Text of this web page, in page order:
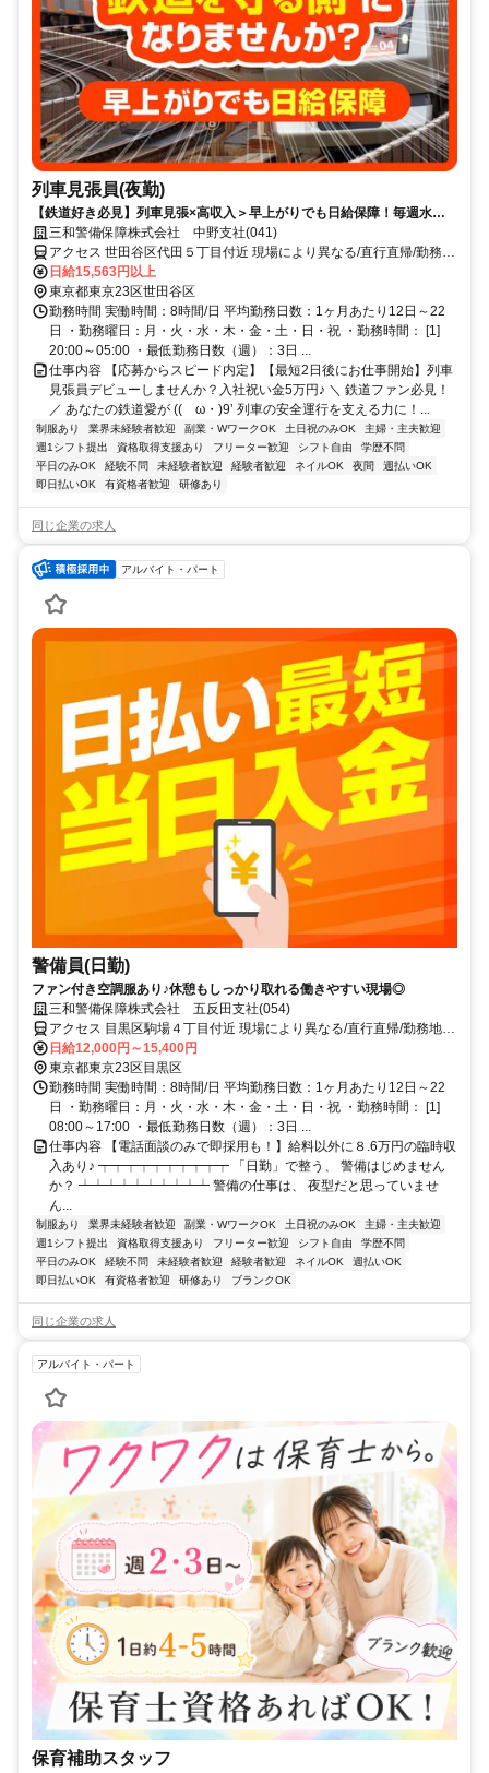
列車見張員(夜勤)
【鉄道好き必見】列車見張×高収入＞早上がりでも日給保障！毎週水曜
が給料日！日払いもOK！
三和警備保障株式会社 中野支社(041)
アクセス 世田谷区代田５丁目付近 現場により異なる/直行直帰/勤務地
相談可 ■電話面接■来社不要■即日勤務
日給15,563円以上
東京都東京23区世田谷区
勤務時間 実働時間：8時間/日 平均勤務日数：1ヶ月あたり12日～22
日 ・勤務曜日：月・火・水・木・金・土・日・祝 ・勤務時間： [1]
20:00～05:00 ・最低勤務日数（週）：3日 ...
仕事内容 【応募からスピード内定】【最短2日後にお仕事開始】列車
見張員デビューしませんか？入社祝い金5万円♪ ＼ 鉄道ファン必見！
／ あなたの鉄道愛が ((ゝω・)9’ 列車の安全運行を支える力に！...
制服あり 業界未経験者歓迎 副業・WワークOK 土日祝のみOK
主婦・主夫歓迎
週1シフト提出
資格取得支援あり フリーター歓迎 シフト自由
学歴不問
平日のみOK
経験不問 未経験者歓迎 経験者歓迎 ネイルOK 夜間
週払いOK
即日払いOK
有資格者歓迎 研修あり
同じ企業の求人
アルバイト・パート
警備員(日勤)
ファン付き空調服あり♪休憩もしっかり取れる働きやすい現場◎
三和警備保障株式会社 五反田支社(054)
アクセス 目黒区駒場４丁目付近 現場により異なる/直行直帰/勤務地相
談可 ■電話面接■来社不要■即日勤務
日給12,000円～15,400円
東京都東京23区目黒区
勤務時間 実働時間：8時間/日 平均勤務日数：1ヶ月あたり12日～22
日 ・勤務曜日：月・火・水・木・金・土・日・祝 ・勤務時間： [1]
08:00～17:00 ・最低勤務日数（週）：3日 ...
仕事内容 【電話面談のみで即採用も！】給料以外に８.6万円の臨時収
入あり♪ ┯┯┯┯┯┯┯┯┯┯ 「日勤」で整う、 警備はじめません
か？ ┷┷┷┷┷┷┷┷┷┷ 警備の仕事は、 夜型だと思っていませ
ん...
制服あり 業界未経験者歓迎 副業・WワークOK 土日祝のみOK
主婦・主夫歓迎
週1シフト提出
資格取得支援あり フリーター歓迎 シフト自由
学歴不問
平日のみOK
経験不問 未経験者歓迎 経験者歓迎 ネイルOK
週払いOK
即日払いOK
有資格者歓迎 研修あり ブランクOK
同じ企業の求人
アルバイト・パート
保育補助スタッフ